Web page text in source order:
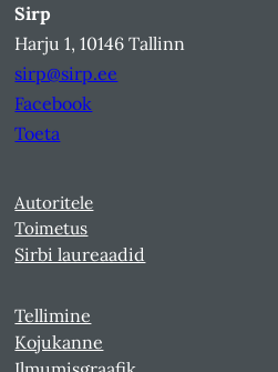
Sirp
Harju 1, 10146 Tallinn
sirp@sirp.ee
Facebook
Toeta
Autoritele
Toimetus
Sirbi laureaadid
Tellimine
Kojukanne